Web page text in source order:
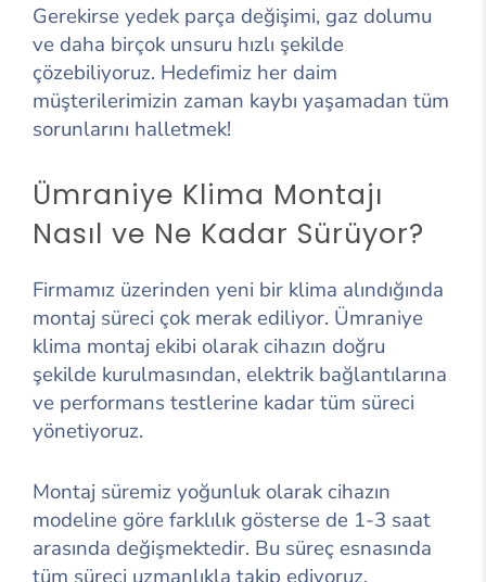
Gerekirse yedek parça değişimi, gaz dolumu
ve daha birçok unsuru hızlı şekilde
çözebiliyoruz. Hedefimiz her daim
müşterilerimizin zaman kaybı yaşamadan tüm
sorunlarını halletmek!
Ümraniye Klima Montajı
Nasıl ve Ne Kadar Sürüyor?
Firmamız üzerinden yeni bir klima alındığında
montaj süreci çok merak ediliyor. Ümraniye
klima montaj ekibi olarak cihazın doğru
şekilde kurulmasından, elektrik bağlantılarına
ve performans testlerine kadar tüm süreci
yönetiyoruz.
Montaj süremiz yoğunluk olarak cihazın
modeline göre farklılık gösterse de 1-3 saat
arasında değişmektedir. Bu süreç esnasında